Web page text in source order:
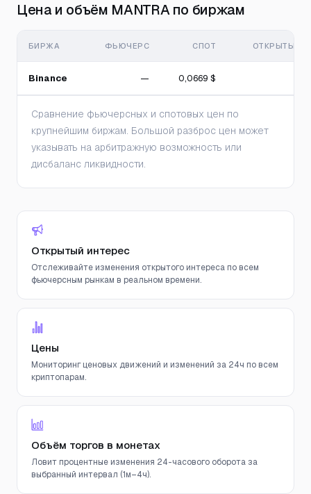
Цена и объём MANTRA по биржам
БИРЖА ФЬЮЧЕРС СПОТ ОТКРЫТЫЙ
Binance — 0,0669 $
Сравнение фьючерсных и спотовых цен по
крупнейшим биржам. Большой разброс цен может
указывать на арбитражную возможность или
дисбаланс ликвидности.
Открытый интерес
Отслеживайте изменения открытого интереса по всем
фьючерсным рынкам в реальном времени.
Цены
Мониторинг ценовых движений и изменений за 24ч по всем
криптопарам.
Объём торгов в монетах
Ловит процентные изменения 24-часового оборота за
выбранный интервал (1м–4ч).